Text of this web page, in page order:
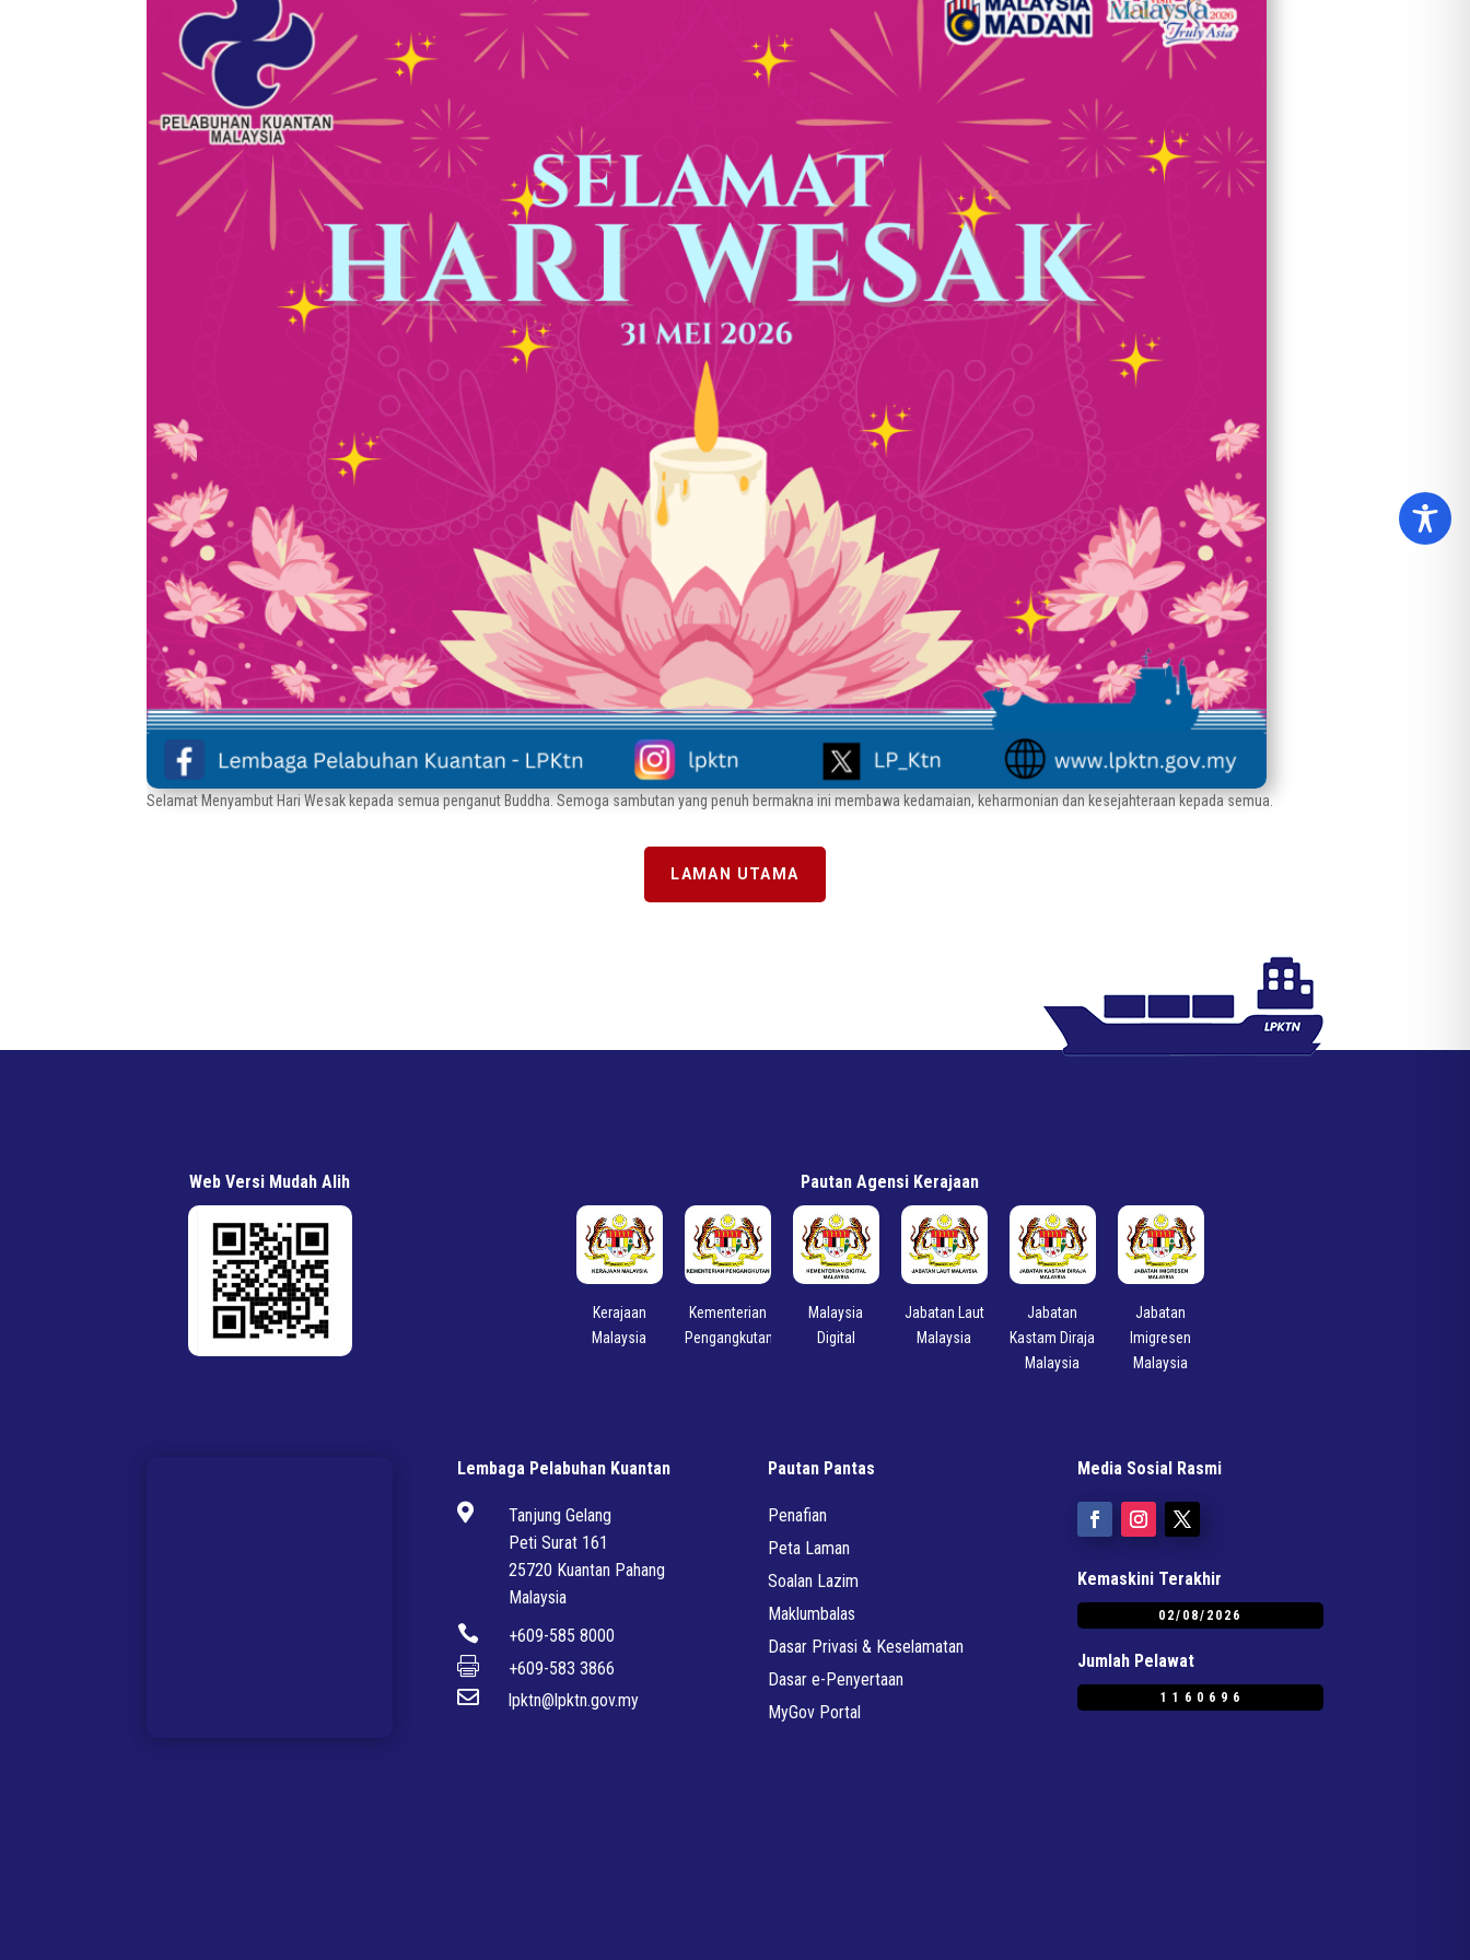
Selamat Menyambut Hari Wesak kepada semua penganut Buddha. Semoga sambutan yang penuh bermakna ini membawa kedamaian, keharmonian dan kesejahteraan kepada semua.
LAMAN UTAMA
Web Versi Mudah Alih Pautan Agensi Kerajaan
Kerajaan
Malaysia
Kementerian
Pengangkutan
Malaysia
Digital
Jabatan Laut
Malaysia
Jabatan
Kastam Diraja
Malaysia
Jabatan
Imigresen
Malaysia
Lembaga Pelabuhan Kuantan

Tanjung Gelang
Peti Surat 161
25720 Kuantan Pahang
Malaysia
 +609-585 8000
 +609-583 3866
 lpktn@lpktn.gov.my
Pautan Pantas
Penafian
Peta Laman
Soalan Lazim
Maklumbalas
Dasar Privasi & Keselamatan
Dasar e-Penyertaan
MyGov Portal
Media Sosial Rasmi
Kemaskini Terakhir
02/08/2026
Jumlah Pelawat
1160696